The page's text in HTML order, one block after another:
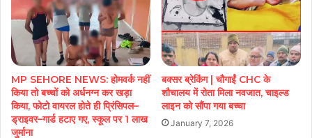
MP SEHORE NEWS: होमवर्क नहीं
किया तो बच्चों को अर्धनग्न कर खड़ा
किया, फोटो वायरल होते ही प्रिंसिपल–
ड्राइवर–गार्ड हटाए गए, स्कूल पर 1 लाख
जुर्माना
बक्सर ब्रेकिंग | चौगाईं CHC के
शौचालय में रोता मिला नवजात, चाइल्ड
लाइन को सौंपा गया बच्चा
January 7, 2026